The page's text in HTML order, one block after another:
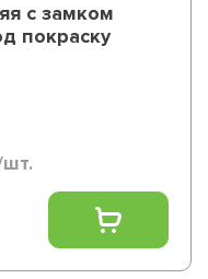
с замком
покраску